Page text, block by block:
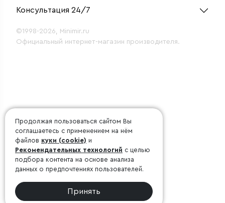
Консультация 24/7
©1998-2026, Minimir.ru
Официальный интернет-магазин производителя.
Продолжая пользоваться сайтом Вы
соглашаетесь с применением на нём
файлов куки (cookie) и
Рекомендательных технологий с целью
подбора контента на основе анализа
данных о предпочтениях пользователей.
Принять